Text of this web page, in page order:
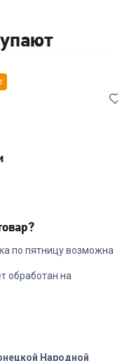
18 см 2,0 л Tierno
₽
по пятницу возможна
обработан на
Народной